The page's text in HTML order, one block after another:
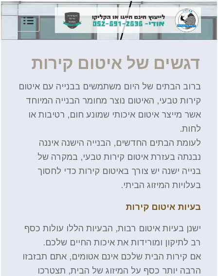
דגשים של איטום קירות
ברוב הבתים של היום משתמשים בבנייה עם איטום
קירות טבעי, האיטום נוצר מחומר הבנייה המיוחד
אשר מייצר איטום איכותי שמונע חום, רטיבות או
לחות.
לעומת הבתים החדשים, הבנייה הישנה איננה
נבנתה בעזרת איטום קירות טבעי, במקרה של
בנייה ישנה יש צורך באיטום קירות כדי לחסוך
בעלויות המיזוג הביתי.
בעיות איטום קירות
ישנן בעיות איטום רבות, הבעיות הללו עולות כסף
רב לתיקון ומורידות את איכות החיים שלכם.
אם קירות הבית שלכם אינם אטומים, אתם תבזבזו
הרבה יותר כסף על המיזוג של הבית, תצטרכו